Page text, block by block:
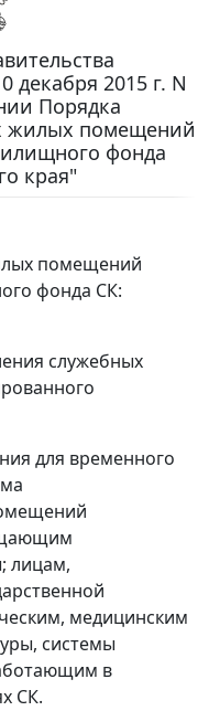
декабря 2015 г. N
Порядка
жилых помещений
фонда
края"
помещений
фонда СК:
служебных
для временного
лицам,
медицинским
системы
в
СК.